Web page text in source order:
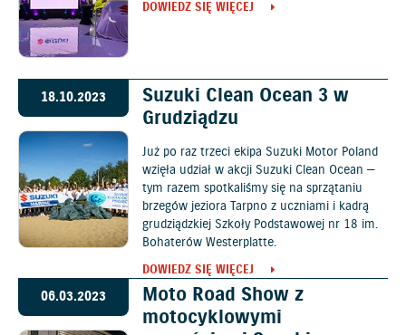
DOWIEDZ SIĘ WIĘCEJ
18.10.2023
Suzuki Clean Ocean 3 w
Grudziądzu
Już po raz trzeci ekipa Suzuki Motor Poland
wzięła udział w akcji Suzuki Clean Ocean —
tym razem spotkaliśmy się na sprzątaniu
brzegów jeziora Tarpno z uczniami i kadrą
grudziądzkiej Szkoły Podstawowej nr 18 im.
Bohaterów Westerplatte.
DOWIEDZ SIĘ WIĘCEJ
06.03.2023
Moto Road Show z
motocyklowymi